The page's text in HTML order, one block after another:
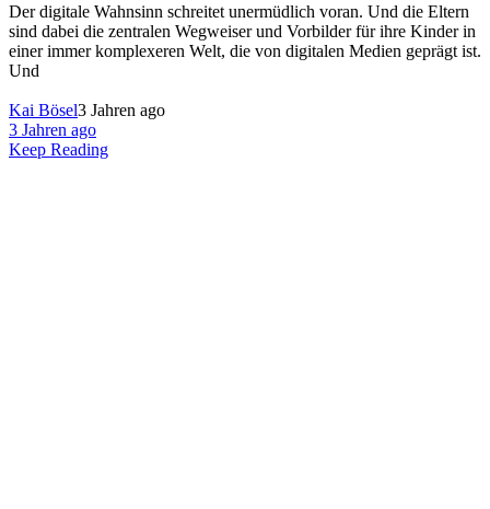
Der digitale Wahnsinn schreitet unermüdlich voran. Und die Eltern
sind dabei die zentralen Wegweiser und Vorbilder für ihre Kinder in
einer immer komplexeren Welt, die von digitalen Medien geprägt ist.
Und
Kai Bösel3 Jahren ago
3 Jahren ago
Keep Reading